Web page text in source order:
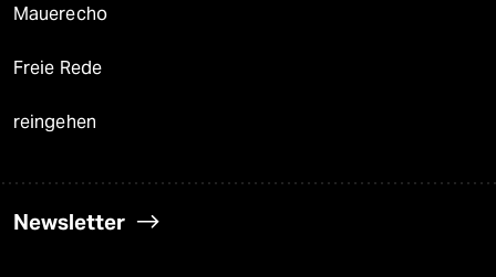
Mauerecho
Freie Rede
reingehen
Newsletter